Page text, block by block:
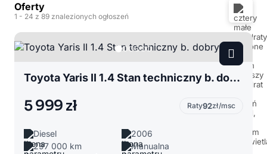
Oferty
1 - 24 z 89 znalezionych ogłoszeń
Toyota Yaris II 1.4 Stan techniczny b. dobry
5 999 zł Raty92zł/msc
Diesel
2006
297 000 km
Manualna